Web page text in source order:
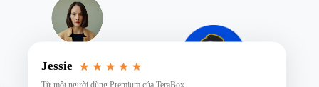
Jessie